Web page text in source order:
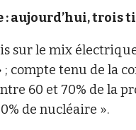
: aujourd’hui, trois
sur le mix
; compte tenu de la
60 et 70% de la
de nucléaire ».